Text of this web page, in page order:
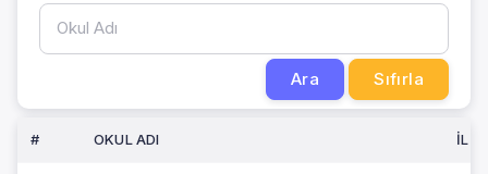
Ara Sıfırla
# OKUL ADI İL